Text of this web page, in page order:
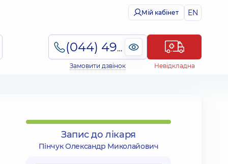
Мій кабінет EN
(044) 495-2-888
Замовити дзвінок Невідкладна
Запис до лікаря
Пінчук Олександр Миколайович